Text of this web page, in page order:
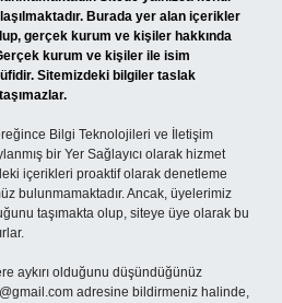
Burada yer alan içerikler
gerçek kurum ve kişiler hakkında
kurum ve kişiler ile isim
Sitemizdeki bilgiler taslak
Bilgi Teknolojileri ve İletişim
bir Yer Sağlayıcı olarak hizmet
içerikleri proaktif olarak denetleme
bulunmamaktadır. Ancak, üyelerimiz
taşımakta olup, siteye üye olarak bu
aykırı olduğunu düşündüğünüz
adresine bildirmeniz halinde,